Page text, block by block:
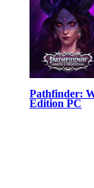
Pathfinder:
Edition PC